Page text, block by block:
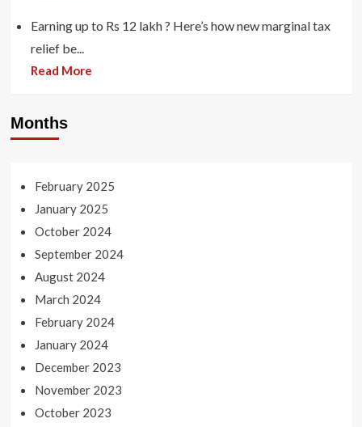
Earning up to Rs 12 lakh ? Here’s how new marginal tax
relief be...
Read More
Months
February 2025
January 2025
October 2024
September 2024
August 2024
March 2024
February 2024
January 2024
December 2023
November 2023
October 2023